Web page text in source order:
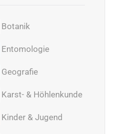
Botanik
Entomologie
Geografie
Karst- & Höhlenkunde
Kinder & Jugend